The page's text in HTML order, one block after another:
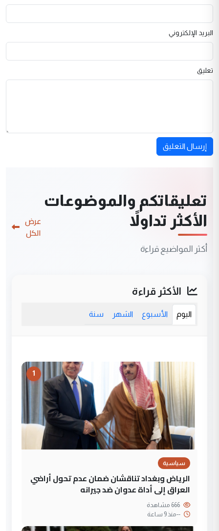
البريد الإلكتروني
تعليق
إرسال التعليق
تعليقاتكم والموضوعات
الأكثر تداولاً
أكثر المواضيع قراءة
عرض
الكل
الأكثر قراءة
اليوم الأسبوع الشهر سنة
1
سياسية
الرياض وبغداد تناقشان ضمان عدم تحول أراضي
العراق إلى أداة عدوان ضد جيرانه
--منذ 9 ساعة